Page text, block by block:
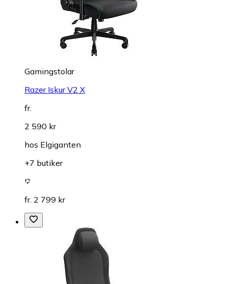
Gamingstolar
Razer Iskur V2 X
fr.
2 590 kr
hos Elgiganten
+7 butiker
fr. 2 799 kr